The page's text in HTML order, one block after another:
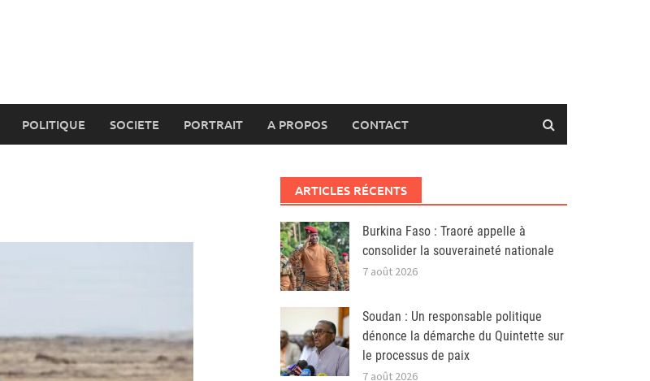
POLITIQUE SOCIETE PORTRAIT A PROPOS CONTACT
ARTICLES RÉCENTS
Burkina Faso : Traoré appelle à
consolider la souveraineté nationale
7 août 2026
Soudan : Un responsable politique
dénonce la démarche du Quintette sur
le processus de paix
7 août 2026